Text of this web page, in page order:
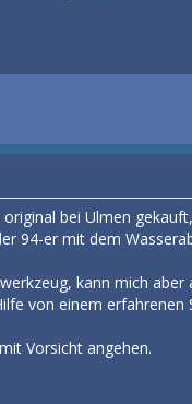
bei Ulmen
94-er mit dem
kann mich
von einem erfahrenen
Vorsicht angehen.